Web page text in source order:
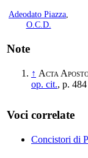
Adeodato Piazza
O.C.D.
Note
↑ Acta
op. cit., p. 484
Voci correlate
Concistori di